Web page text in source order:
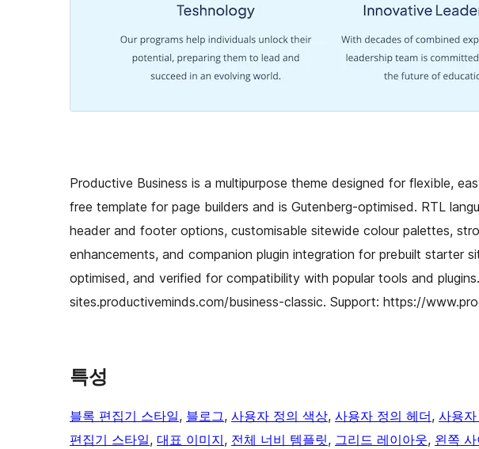
Productive Business is a multipurpose theme designed for flexible,
free template for page builders and is Gutenberg-optimised. RTL
header and footer options, customisable sitewide colour palettes,
enhancements, and companion plugin integration for prebuilt starter
optimised, and verified for compatibility with popular tools and
sites.productiveminds.com/business-classic. Support: https://
특성
블록 편집기 스타일, 블로그, 사용자 정의 색상, 사용자 정의 헤더, 사용
편집기 스타일, 대표 이미지, 전체 너비 템플릿, 그리드 레이아웃, 왼쪽